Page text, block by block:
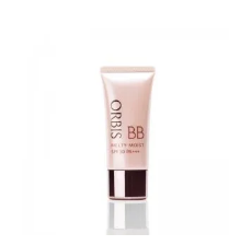
が同時にできるお役立ちアイテムで
す。毛穴や色ムラをカバーしながら
も、素肌のような透明美肌を叶える
秘密は「スムースヴェールパウダー
(*1)」にあります。7種の球状粉体
(*2)が凹凸を埋めて、肌に薄いヴェ
ールをかけるようにカバー。さらに
板状粉体が光を反射して、すっぴん